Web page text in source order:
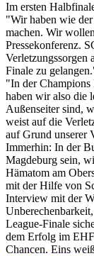
Im ersten
"Wir haben wie
machen. Wir
Pressekonferenz.
Verletzungssorgen
Finale zu
"In der Champions
haben wir also die
Außenseiter sind,
weist auf die
auf Grund unserer
Immerhin: In der
Magdeburg sein,
Hämatom am
mit der Hilfe von
Interview mit der
League-Finale
dem Erfolg im
Chancen. Eins